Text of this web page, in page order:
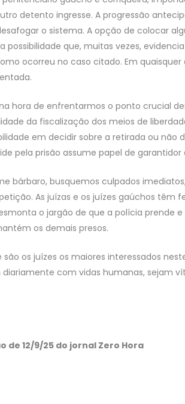
detento ingresse. A progressão
o sistema. A opção de colocar
que, muitas vezes,
ocorreu no caso citado. Em quaisquer
hora de enfrentarmos o ponto crucial
da fiscalização dos meios de
em decidir sobre a retirada ou não
pela prisão assume papel de
bárbaro, busquemos culpados
As juízas e os juízes gaúchos têm
o jargão de que a polícia prende e
os demais presos.
os juízes os maiores interessados
com vidas humanas, sejam
de 12/9/25 do jornal Zero Hora